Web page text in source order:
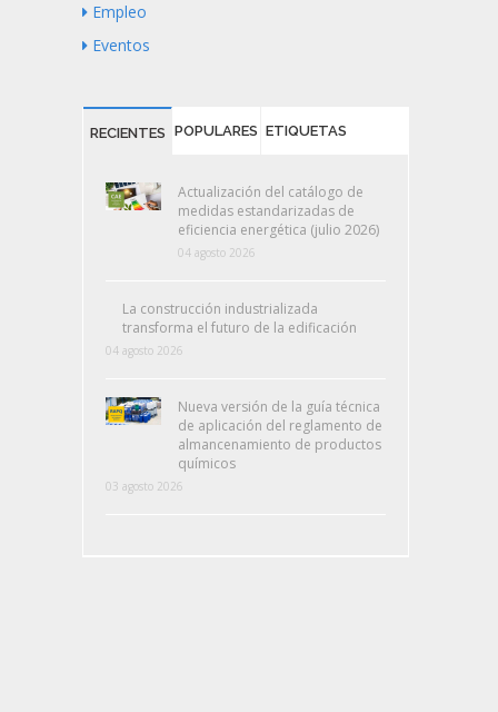
Empleo
Eventos
RECIENTES POPULARES ETIQUETAS
Actualización del catálogo de
medidas estandarizadas de
eficiencia energética (julio 2026)
04 agosto 2026
La construcción industrializada
transforma el futuro de la edificación
04 agosto 2026
Nueva versión de la guía técnica
de aplicación del reglamento de
almancenamiento de productos
químicos
03 agosto 2026